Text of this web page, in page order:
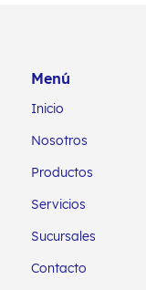
Menú
Inicio
Nosotros
Productos
Servicios
Sucursales
Contacto